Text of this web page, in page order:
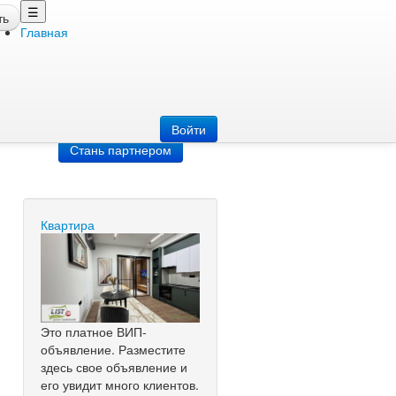
☰
Главная
Войти
Стань партнером
Квартира
Это платное ВИП-
объявление. Разместите
здесь свое объявление и
его увидит много клиентов.